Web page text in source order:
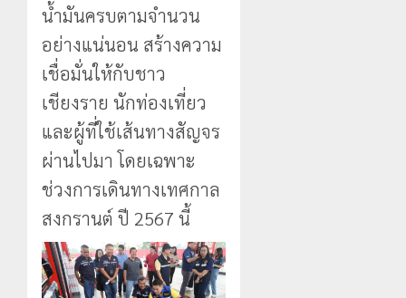
น้ำมันครบตามจำนวน
อย่างแน่นอน สร้างความ
เชื่อมั่นให้กับชาว
เชียงราย นักท่องเที่ยว
และผู้ที่ใช้เส้นทางสัญจร
ผ่านไปมา โดยเฉพาะ
ช่วงการเดินทางเทศกาล
สงกรานต์ ปี 2567 นี้